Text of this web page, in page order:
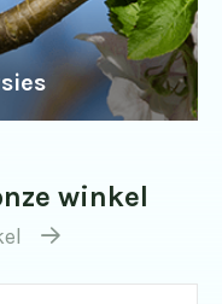
winkel